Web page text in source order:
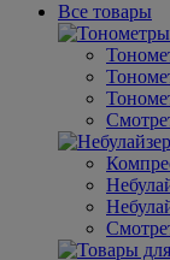
Все товары